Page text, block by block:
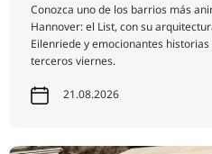
Conozca uno de los barrios más
Hannover: el List, con su
Eilenriede y emocionantes
terceros viernes.
21.08.2026